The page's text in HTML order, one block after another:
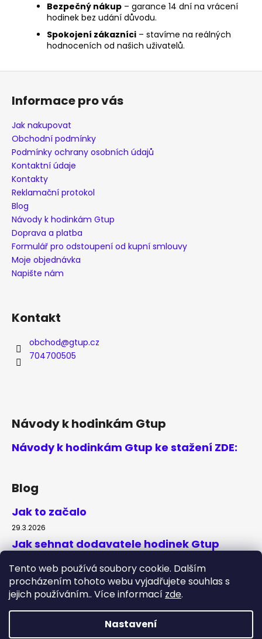
Tento web používá soubory cookie. Dalším
procházením tohoto webu vyjadřujete souhlas s
jejich používáním.. Více informací zde.
Nastavení
Bezpečný nákup – garance 14 dní na vrácení
hodinek bez udání důvodu.
Spokojení zákazníci – stavíme na reálných
hodnoceních od našich uživatelů.
Informace pro vás
Jak nakupovat
Obchodní podmínky
Podmínky ochrany osobních údajů
Kontaktní údaje
Kontakty
Reklamační protokol
Blog
Návody k hodinkám Gtup
Doprava a platba
Formulář pro odstoupení od kupní smlouvy
Moje objednávka
Napište nám
Kontakt
obchod@gtup.cz
704700505
Návody k hodinkám Gtup
Návody k hodinkám Gtup ke stažení ZDE:
Blog
Jak to začalo
29.3.2026
Jak sehnat dodavatele hodinek Gtup